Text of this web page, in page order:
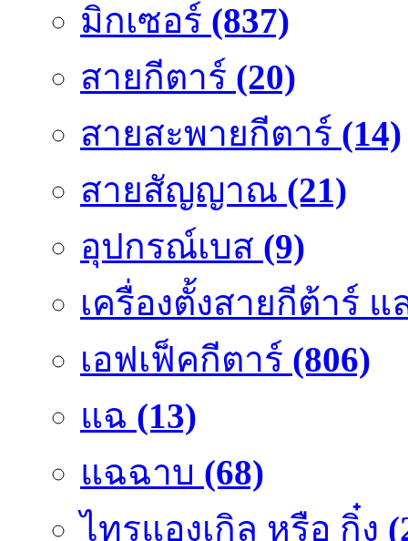
มิกเซอร์ (837)
สายกีตาร์ (20)
สายสะพายกีตาร์ (14)
สายสัญญาณ (21)
อุปกรณ์เบส (9)
เครื่องตั้งสายกีต้าร์ แ
เอฟเฟ็คกีตาร์ (806)
แฉ (13)
แฉฉาบ (68)
ไทรแองเกิล หรือ กิ๋ง